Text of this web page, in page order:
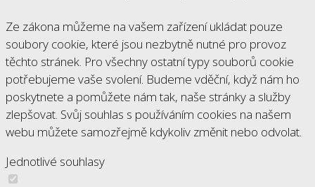
Ze zákona můžeme na vašem zařízení ukládat pouze
soubory cookie, které jsou nezbytně nutné pro provoz
těchto stránek. Pro všechny ostatní typy souborů cookie
potřebujeme vaše svolení. Budeme vděční, když nám ho
poskytnete a pomůžete nám tak, naše stránky a služby
zlepšovat. Svůj souhlas s používáním cookies na našem
webu můžete samozřejmě kdykoliv změnit nebo odvolat.
Jednotlivé souhlasy